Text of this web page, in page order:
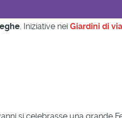
. Iniziative nei Giardini di